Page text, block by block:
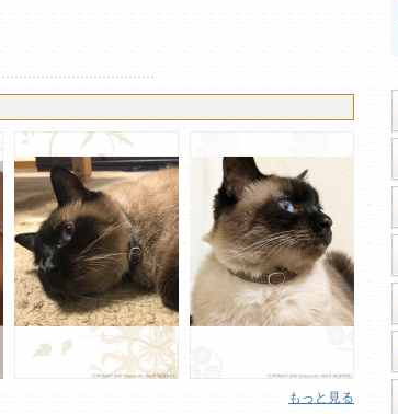
もっと見る